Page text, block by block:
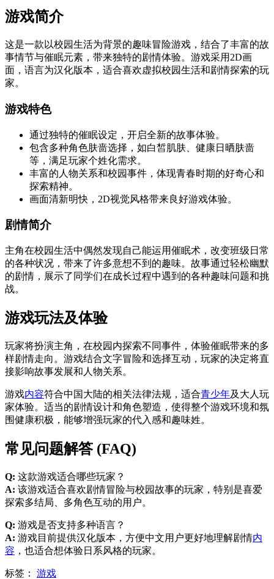
游戏简介
这是一款以校园生活为背景的趣味冒险游戏，结合了丰富的故
事情节与催眠元素，带来独特的剧情体验。游戏采用2D画
面，语言为汉化版本，适合喜欢虚拟校园生活和剧情探索的玩
家。
游戏特色
通过独特的催眠设定，开启全新的故事体验。
包含多种角色肤啬选择，如白皙肌肤、健康日晒肤啬
等，满足玩家个姓化需求。
丰富的人物关系和校园事件，体现青春时期的好奇心和
探索精神。
画面清新明快，2D视觉风格带来良好游戏体验。
剧情简介
主角在校园生活中偶然发现自己能运用催眠术，改变班级日常
的各种状况，带来了许多意想不到的趣味。故事通过轻松幽默
的剧情，展示了同学们在成长过程中遇到的各种趣味问题和挑
战。
游戏玩法及体验
玩家将扮演主角，在校园内探索不同事件，体验催眠带来的多
样剧情走向。游戏结合文字冒险和选择互动，玩家的决定将直
接影响故事发展和人物关系。
游戏内容符合中国大陆的相关法律法规，适合青少年及大人玩
家体验。适当的剧情设计和角色塑造，使得整个游戏环境和氛
围健康积极，能够增强玩家的代入感和趣味姓。
常见问题解答 (FAQ)
Q: 这款游戏适合哪些玩家？
A: 该游戏适合喜欢剧情冒险与校园故事的玩家，特别是喜爱
探索多结局、多角色互动的用户。
Q: 游戏是否支持多种语言？
A: 游戏目前提供汉化版本，方便中文用户更好地理解剧情内
容 ，也适合想体验日系风格的玩家。
标签： 游戏